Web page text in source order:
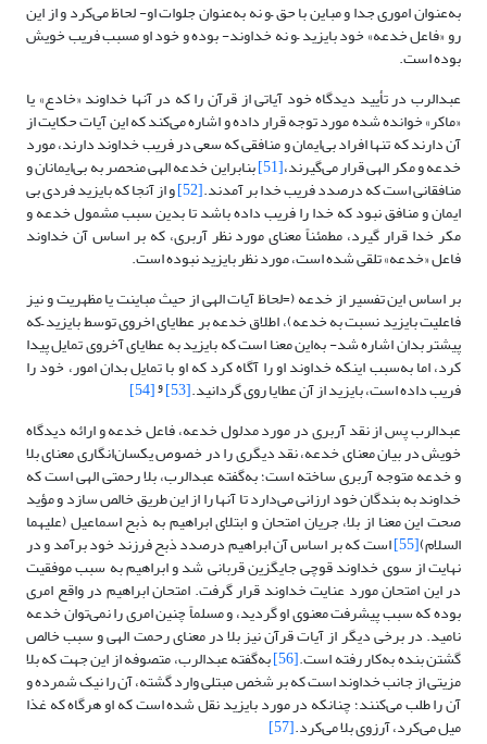
به‌عنوان اموری جدا و مباین با حق –و نه به‌عنوان جلوات او- لحاظ می‌کرد و از این
رو «فاعل خدعه» خود بایزید –و نه خداوند- بوده و خود او مسبب فریب خویش
بوده است.
عبدالرب در تأیید دیدگاه خود آیاتی از قرآن را که در آنها خداوند «خادع» یا
«ماکر» خوانده شده مورد توجه قرار داده و اشاره می‌کند که این آیات حکایت از
آن دارند که تنها افراد بی‌ایمان و منافقی که سعی در فریب خداوند دارند، مورد
خدعه و مکر الهی قرار می‌گیرند،[51] بنابراین خدعه الهی منحصر به بی‌ایمانان و
منافقانی است که درصدد فریب خدا بر آمدند.[52] و از آنجا که بایزید فردی بی
ایمان و منافق نبود که خدا را فریب داده باشد تا بدین سبب مشمول خدعه و
مکر خدا قرار گیرد، مطمئناً معنای مورد نظر آربری، که بر اساس آن خداوند
فاعل «خدعه» تلقی شده است، مورد نظر بایزید نبوده است.
بر اساس این تفسیر از خدعه (=لحاظ آیات الهی از حیث مباینت یا مظهریت و نیز
فاعلیت بایزید نسبت به خدعه)، اطلاق خدعه بر عطایای اخروی توسط بایزید –که
پیشتر بدان اشاره شد- به‌این معنا است که بایزید به عطایای آخروی تمایل پیدا
کرد، اما به‌سبب اینکه خداوند او را آگاه کرد که او با تمایل بدان امور، خود را
فریب داده است، بایزید از آن عطایا روی گردانید.[53] و[54]
عبدالرب پس از نقد آربری در مورد مدلول خدعه، فاعل خدعه و ارائه دیدگاه
خویش در بیان معنای خدعه، نقد دیگری را در خصوص یکسان‌انگاری معنای بلا
و خدعه متوجه آربری ساخته است؛ به‌گفته عبدالرب، بلا رحمتی الهی است که
خداوند به بندگان خود ارزانی می‌دارد تا آنها را از این طریق خالص سازد و مؤید
صحت این معنا از بلا، جریان امتحان و ابتلای ابراهیم به ذبح اسماعیل (علیهما
السلام)[55] است که بر اساس آن ابراهیم درصدد ذبح فرزند خود برآمد و در
نهایت از سوی خداوند قوچی جایگزین قربانی شد و ابراهیم به سبب موفقیت
در این امتحان مورد عنایت خداوند قرار گرفت. امتحان ابراهیم در واقع امری
بوده که سبب پیشرفت معنوی او گردید، و مسلماً چنین امری را نمی‌توان خدعه
نامید. در برخی دیگر از آیات قرآن نیز بلا در معنای رحمت الهی و سبب خالص
گشتن بنده به‌کار رفته است.[56] به‌گفته عبدالرب، متصوفه از این جهت که بلا
مزیتی از جانب خداوند است که بر شخص مبتلی وارد گشته، آن را نیک شمرده و
آن را طلب می‌کنند؛ چنانکه در مورد بایزید نقل شده است که او هرگاه که غذا
میل می‌کرد، آرزوی بلا می‌کرد.[57]